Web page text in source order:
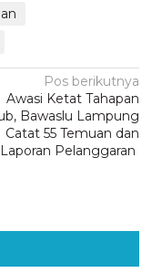
Pos berikutnya
Awasi Ketat Tahapan
Bawaslu Lampung
Catat 55 Temuan dan
Laporan Pelanggaran